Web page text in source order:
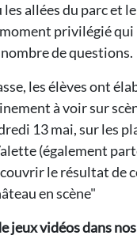
allées du parc et
privilégié qui
de questions.
les élèves ont
à voir sur
13 mai, sur les
(également
le résultat de
en scène"
jeux vidéos dans